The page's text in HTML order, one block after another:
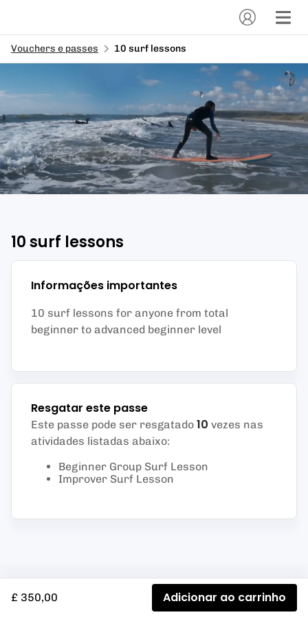
Vouchers e passes 10 surf lessons
10 surf lessons
Informações importantes
10 surf lessons for anyone from total
beginner to advanced beginner level
Resgatar este passe
Este passe pode ser resgatado 10 vezes nas
atividades listadas abaixo:
Beginner Group Surf Lesson
Improver Surf Lesson
£ 350,00 Adicionar ao carrinho